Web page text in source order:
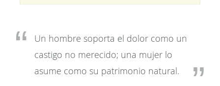
Un hombre soporta el dolor como un
castigo no merecido; una mujer lo
asume como su patrimonio natural.